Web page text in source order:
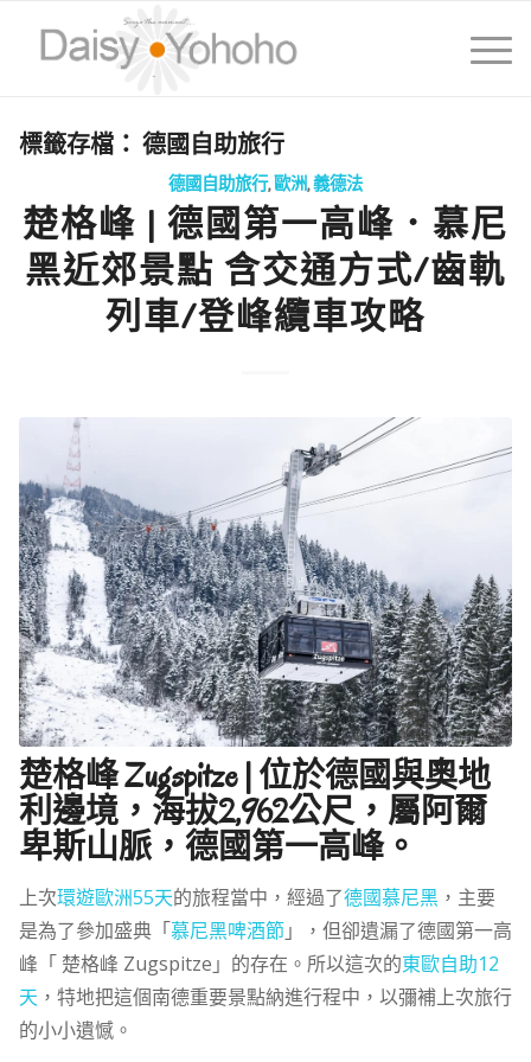
標籤存檔： 德國自助旅行
德國自助旅行,歐洲,義德法
楚格峰 | 德國第一高峰．慕尼
黑近郊景點 含交通方式/齒軌
列車/登峰纜車攻略
楚格峰 Zugspitze | 位於德國與奧地
利邊境，海拔2,962公尺，屬阿爾
卑斯山脈，德國第一高峰。
上次環遊歐洲55天的旅程當中，經過了德國慕尼黑，主要
是為了參加盛典「慕尼黑啤酒節」，但卻遺漏了德國第一高
峰「 楚格峰 Zugspitze」的存在。所以這次的東歐自助12
天，特地把這個南德重要景點納進行程中，以彌補上次旅行
的小小遺憾。